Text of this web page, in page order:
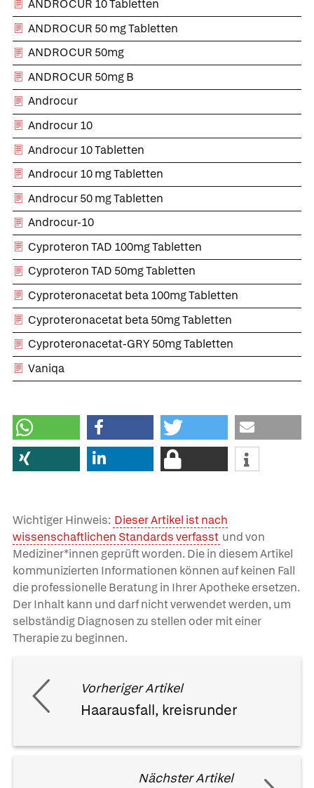
ANDROCUR 10 Tabletten
ANDROCUR 50 mg Tabletten
ANDROCUR 50mg
ANDROCUR 50mg B
Androcur
Androcur 10
Androcur 10 Tabletten
Androcur 10 mg Tabletten
Androcur 50 mg Tabletten
Androcur-10
Cyproteron TAD 100mg Tabletten
Cyproteron TAD 50mg Tabletten
Cyproteronacetat beta 100mg Tabletten
Cyproteronacetat beta 50mg Tabletten
Cyproteronacetat-GRY 50mg Tabletten
Vaniqa
Wichtiger Hinweis: Dieser Artikel ist nach
wissenschaftlichen Standards verfasst und von
Mediziner*innen geprüft worden. Die in diesem Artikel
kommunizierten Informationen können auf keinen Fall
die professionelle Beratung in Ihrer Apotheke ersetzen.
Der Inhalt kann und darf nicht verwendet werden, um
selbständig Diagnosen zu stellen oder mit einer
Therapie zu beginnen.
Vorheriger Artikel
Haarausfall, kreisrunder
Nächster Artikel